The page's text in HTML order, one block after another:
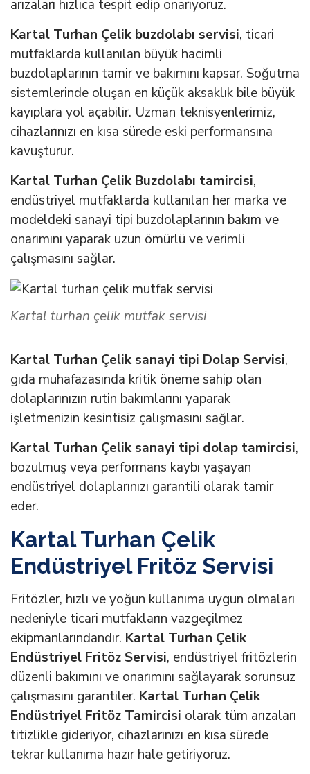
arızaları hızlıca tespit edip onarıyoruz.
Kartal Turhan Çelik buzdolabı servisi, ticari
mutfaklarda kullanılan büyük hacimli
buzdolaplarının tamir ve bakımını kapsar. Soğutma
sistemlerinde oluşan en küçük aksaklık bile büyük
kayıplara yol açabilir. Uzman teknisyenlerimiz,
cihazlarınızı en kısa sürede eski performansına
kavuşturur.
Kartal Turhan Çelik Buzdolabı tamircisi,
endüstriyel mutfaklarda kullanılan her marka ve
modeldeki sanayi tipi buzdolaplarının bakım ve
onarımını yaparak uzun ömürlü ve verimli
çalışmasını sağlar.
Kartal turhan çelik mutfak servisi
Kartal Turhan Çelik sanayi tipi Dolap Servisi,
gıda muhafazasında kritik öneme sahip olan
dolaplarınızın rutin bakımlarını yaparak
işletmenizin kesintisiz çalışmasını sağlar.
Kartal Turhan Çelik sanayi tipi dolap tamircisi,
bozulmuş veya performans kaybı yaşayan
endüstriyel dolaplarınızı garantili olarak tamir
eder.
Kartal Turhan Çelik
Endüstriyel Fritöz Servisi
Fritözler, hızlı ve yoğun kullanıma uygun olmaları
nedeniyle ticari mutfakların vazgeçilmez
ekipmanlarındandır. Kartal Turhan Çelik
Endüstriyel Fritöz Servisi, endüstriyel fritözlerin
düzenli bakımını ve onarımını sağlayarak sorunsuz
çalışmasını garantiler. Kartal Turhan Çelik
Endüstriyel Fritöz Tamircisi olarak tüm arızaları
titizlikle gideriyor, cihazlarınızı en kısa sürede
tekrar kullanıma hazır hale getiriyoruz.